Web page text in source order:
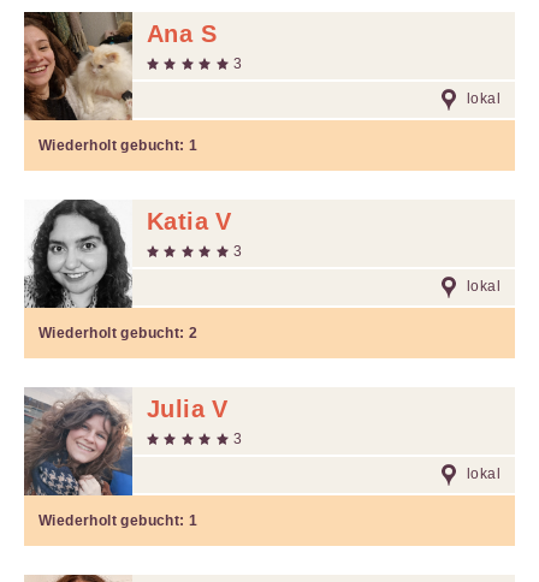
Ana S
3
lokal
Wiederholt gebucht:1
Katia V
3
lokal
Wiederholt gebucht:2
Julia V
3
lokal
Wiederholt gebucht:1